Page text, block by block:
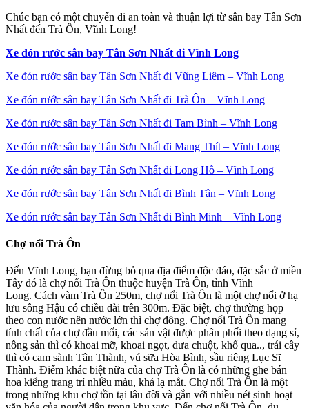
Chúc bạn có một chuyến đi an toàn và thuận lợi từ sân bay Tân Sơn
Nhất đến Trà Ôn, Vĩnh Long!
Xe đón rước sân bay Tân Sơn Nhất đi Vĩnh Long
Xe đón rước sân bay Tân Sơn Nhất đi Vũng Liêm – Vĩnh Long
Xe đón rước sân bay Tân Sơn Nhất đi Trà Ôn – Vĩnh Long
Xe đón rước sân bay Tân Sơn Nhất đi Tam Bình – Vĩnh Long
Xe đón rước sân bay Tân Sơn Nhất đi Mang Thít – Vĩnh Long
Xe đón rước sân bay Tân Sơn Nhất đi Long Hồ – Vĩnh Long
Xe đón rước sân bay Tân Sơn Nhất đi Bình Tân – Vĩnh Long
Xe đón rước sân bay Tân Sơn Nhất đi Bình Minh – Vĩnh Long
Chợ nổi Trà Ôn
Đến Vĩnh Long, bạn đừng bỏ qua địa điểm độc đáo, đặc sắc ở miền
Tây đó là chợ nổi Trà Ôn thuộc huyện Trà Ôn, tỉnh Vĩnh
Long. Cách vàm Trà Ôn 250m, chợ nổi Trà Ôn là một chợ nổi ở hạ
lưu sông Hậu có chiều dài trên 300m. Đặc biệt, chợ thường họp
theo con nước nên nước lớn thì chợ đông. Chợ nổi Trà Ôn mang
tính chất của chợ đầu mối, các sản vật được phân phối theo dạng sỉ,
nông sản thì có khoai mỡ, khoai ngọt, dưa chuột, khổ qua.., trái cây
thì có cam sành Tân Thành, vú sữa Hòa Bình, sầu riêng Lục Sĩ
Thành. Điểm khác biệt nữa của chợ Trà Ôn là có những ghe bán
hoa kiểng trang trí nhiều màu, khá lạ mắt. Chợ nổi Trà Ôn là một
trong những khu chợ tồn tại lâu đời và gắn với nhiều nét sinh hoạt